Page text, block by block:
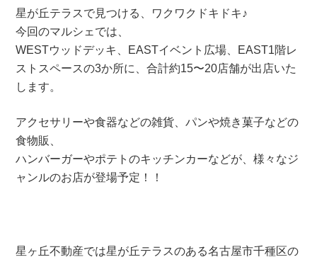
星が丘テラスで見つける、ワクワクドキドキ♪
今回のマルシェでは、
WESTウッドデッキ、EASTイベント広場、EAST1階レ
ストスペースの3か所に、合計約15〜20店舗が出店いた
します。
アクセサリーや食器などの雑貨、パンや焼き菓子などの
食物販、
ハンバーガーやポテトのキッチンカーなどが、様々なジ
ャンルのお店が登場予定！！
星ヶ丘不動産では星が丘テラスのある名古屋市千種区の